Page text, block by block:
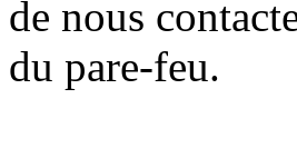
de nous
du pare-feu.